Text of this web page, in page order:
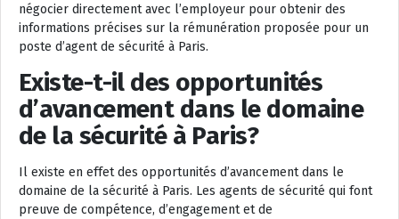
négocier directement avec l’employeur pour obtenir des
informations précises sur la rémunération proposée pour un
poste d’agent de sécurité à Paris.
Existe-t-il des opportunités
d’avancement dans le domaine
de la sécurité à Paris?
Il existe en effet des opportunités d’avancement dans le
domaine de la sécurité à Paris. Les agents de sécurité qui font
preuve de compétence, d’engagement et de